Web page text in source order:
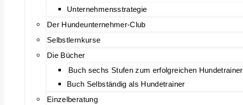
Unternehmensstrategie
Der Hundeunternehmer-Club
Selbstlernkurse
Die Bücher
Buch sechs Stufen zum erfolgreichen Hundetrainer
Buch Selbständig als Hundetrainer
Einzelberatung